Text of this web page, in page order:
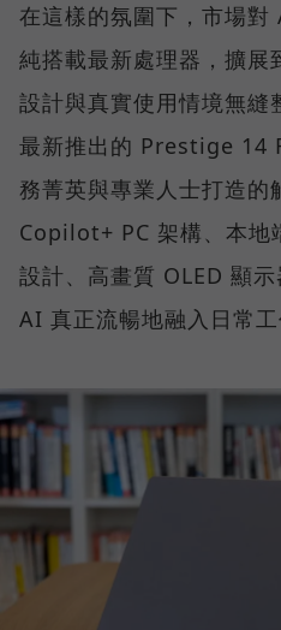
在這樣的氛圍下，市場對
純搭載最新處理器，擴
設計與真實使用情境無縫
最新推出的 Prestige 14
務菁英與專業人士打造的
Copilot+ PC 架構、本
設計、高畫質 OLED 顯
AI 真正流暢地融入日常工